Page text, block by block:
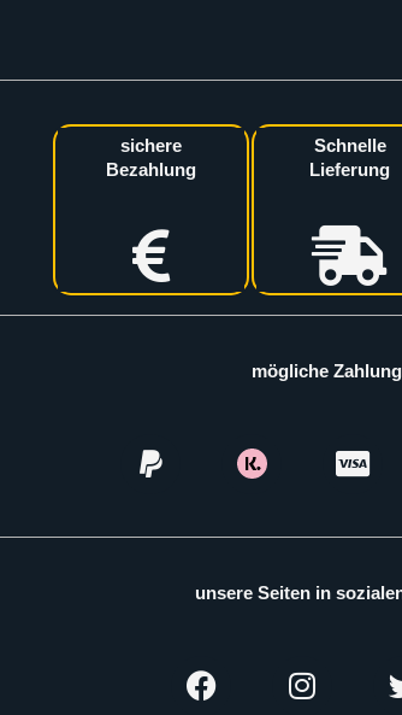
sichere
Bezahlung
Schnelle
Lieferung
mögliche
unsere Seiten in